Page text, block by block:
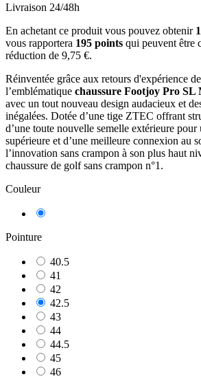
Livraison 24/48h
En achetant ce produit vous pouvez obtenir
vous rapportera 195 points qui peuvent être
réduction de 9,75 €.
Réinventée grâce aux retours d'expérience
l’emblématique chaussure Footjoy Pro SL
avec un tout nouveau design audacieux et
inégalées. Dotée d’une tige ZTEC offrant
d’une toute nouvelle semelle extérieure pour
supérieure et d’une meilleure connexion au
l’innovation sans crampon à son plus haut
chaussure de golf sans crampon n°1.
Couleur
Pointure
40.5
41
42
42.5
43
44
44.5
45
46